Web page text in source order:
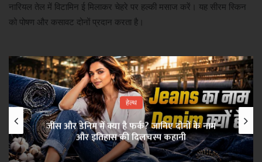
नारियल तेल में विटामिन ई मिलाकर चेहरे पर हल्की मसाज करें। यह सीरम स्किन
को पोषण और कसावट दोनों प्रदान करता है।
हेल्थ
जींस और डेनिम में क्या है फर्क? जानिए दोनों के नाम
और इतिहास की दिलचस्प कहानी